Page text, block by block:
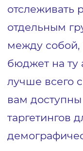
отслеживать
отдельным
между собой,
бюджет на ту
лучше всего
вам
таргетингов